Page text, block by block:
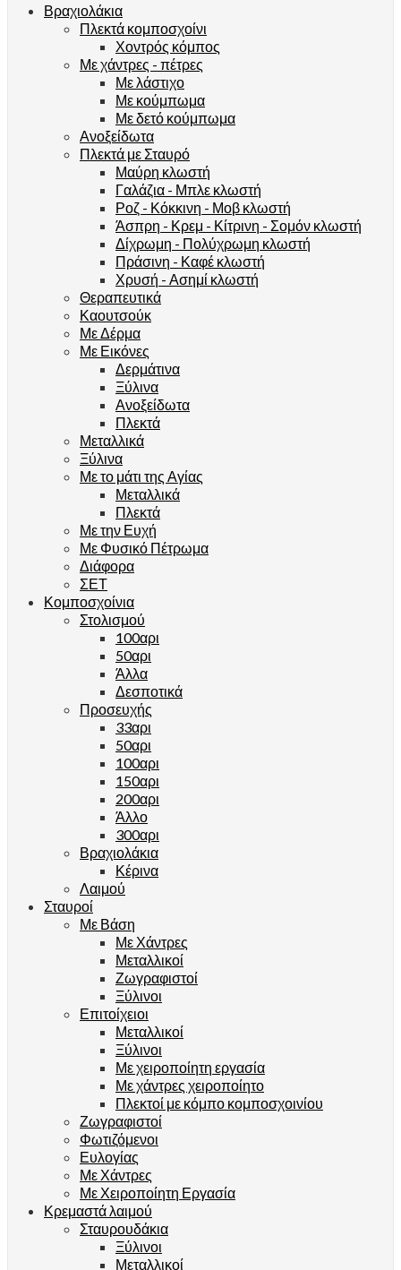
Βραχιολάκια
Πλεκτά κομποσχοίνι
Χοντρός κόμπος
Με χάντρες - πέτρες
Με λάστιχο
Με κούμπωμα
Με δετό κούμπωμα
Ανοξείδωτα
Πλεκτά με Σταυρό
Μαύρη κλωστή
Γαλάζια - Μπλε κλωστή
Ροζ - Κόκκινη - Μοβ κλωστή
Άσπρη - Κρεμ - Κίτρινη - Σομόν κλωστή
Δίχρωμη - Πολύχρωμη κλωστή
Πράσινη - Καφέ κλωστή
Χρυσή - Ασημί κλωστή
Θεραπευτικά
Καουτσούκ
Με Δέρμα
Με Εικόνες
Δερμάτινα
Ξύλινα
Ανοξείδωτα
Πλεκτά
Μεταλλικά
Ξύλινα
Με το μάτι της Αγίας
Μεταλλικά
Πλεκτά
Με την Ευχή
Με Φυσικό Πέτρωμα
Διάφορα
ΣΕΤ
Κομποσχοίνια
Στολισμού
100αρι
50αρι
Άλλα
Δεσποτικά
Προσευχής
33αρι
50αρι
100αρι
150αρι
200αρι
Άλλο
300αρι
Βραχιολάκια
Κέρινα
Λαιμού
Σταυροί
Με Βάση
Με Χάντρες
Μεταλλικοί
Ζωγραφιστοί
Ξύλινοι
Επιτοίχειοι
Μεταλλικοί
Ξύλινοι
Με χειροποίητη εργασία
Με χάντρες χειροποίητο
Πλεκτοί με κόμπο κομποσχοινίου
Ζωγραφιστοί
Φωτιζόμενοι
Ευλογίας
Με Χάντρες
Με Χειροποίητη Εργασία
Κρεμαστά λαιμού
Σταυρουδάκια
Ξύλινοι
Μεταλλικοί